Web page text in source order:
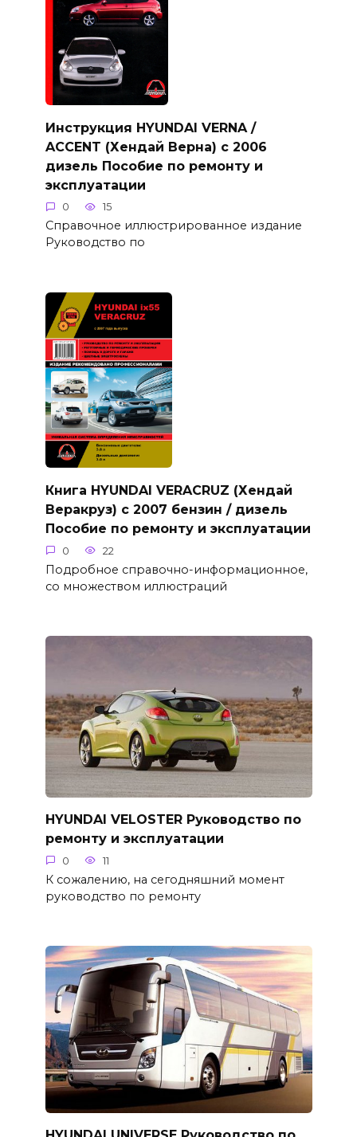
Инструкция HYUNDAI VERNA /
ACCENT (Хендай Верна) с 2006
дизель Пособие по ремонту и
эксплуатации
0 15
Справочное иллюстрированное издание
Руководство по
Книга HYUNDAI VERACRUZ (Хендай
Веракруз) с 2007 бензин / дизель
Пособие по ремонту и эксплуатации
0 22
Подробное справочно-информационное,
со множеством иллюстраций
HYUNDAI VELOSTER Руководство по
ремонту и эксплуатации
0 11
К сожалению, на сегодняшний момент
руководство по ремонту